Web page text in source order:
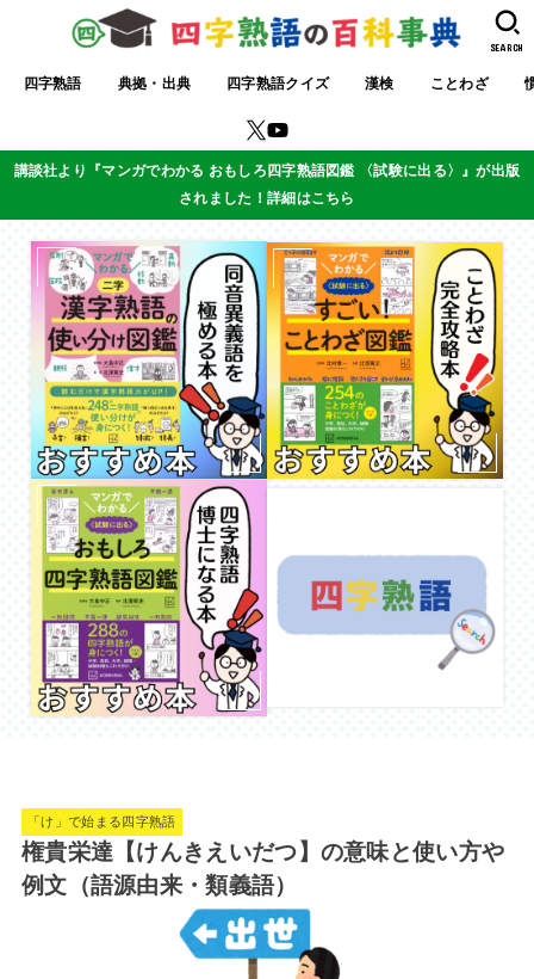
四字熟語 典拠・出典 四字熟語クイズ 漢検 ことわざ
SEARCH
講談社より『マンガでわかる おもしろ四字熟語図鑑 〈試験に出る〉』が出版
されました！詳細はこちら
「け」で始まる四字熟語
権貴栄達【けんきえいだつ】の意味と使い方や
例文（語源由来・類義語）